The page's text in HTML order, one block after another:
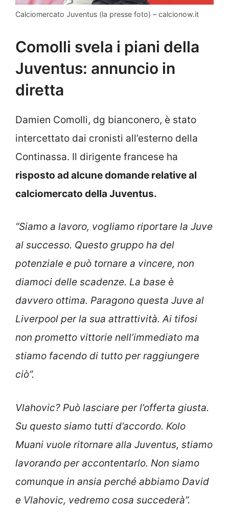
Calciomercato Juventus (la presse foto) – calcionow.it
Comolli svela i piani della
Juventus: annuncio in
diretta
Damien Comolli, dg bianconero, è stato
intercettato dai cronisti all’esterno della
Continassa. Il dirigente francese ha
risposto ad alcune domande relative al
calciomercato della Juventus.
“Siamo a lavoro, vogliamo riportare la Juve
al successo. Questo gruppo ha del
potenziale e può tornare a vincere, non
diamoci delle scadenze. La base è
davvero ottima. Paragono questa Juve al
Liverpool per la sua attrattività. Ai tifosi
non prometto vittorie nell’immediato ma
stiamo facendo di tutto per raggiungere
ciò”.
Vlahovic? Può lasciare per l’offerta giusta.
Su questo siamo tutti d’accordo. Kolo
Muani vuole ritornare alla Juventus, stiamo
lavorando per accontentarlo. Non siamo
comunque in ansia perché abbiamo David
e Vlahovic, vedremo cosa succederà”.